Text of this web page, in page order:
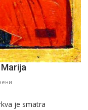
Marija
je smatra